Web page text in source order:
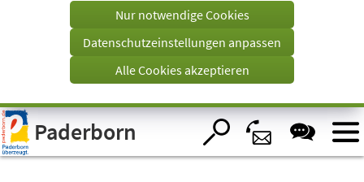
Visuelle
Assistenzsoftware
öffnen.
einem
Tab)
Nur notwendige Cookies
Datenschutzeinstellungen anpassen
Alle Cookies akzeptieren
Paderborn